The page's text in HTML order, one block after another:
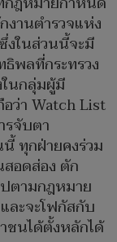
านตำรวจแห่ง
งในส่วนนี้จะมี
พลที่กระทรวง
นกลุ่มผู้มี
ว่า Watch List
รจับตา
ทุกฝ่ายคงร่วม
อดส่อง ตัก
ตามกฎหมาย
ละจะโฟกัสกับ
นได้ตั้งหลักได้